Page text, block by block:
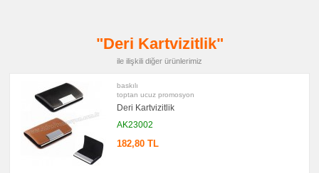
"Deri Kartvizitlik"
ile ilişkili diğer ürünlerimiz
baskılı
toptan ucuz promosyon
Deri Kartvizitlik
AK23002
182,80 TL
promosyon
Kalem
promosyon
Kalem
Seti